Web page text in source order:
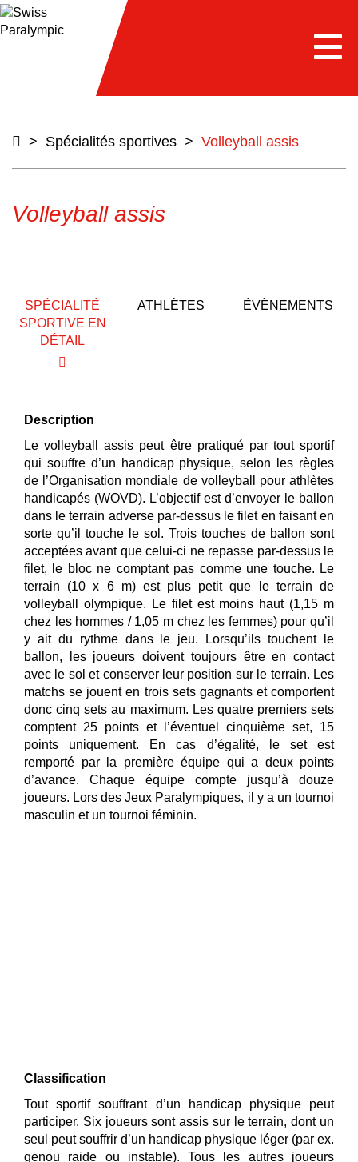
> Spécialités sportives > Volleyball assis
Volleyball assis
SPÉCIALITÉ
SPORTIVE EN
DÉTAIL
ATHLÈTES ÉVÈNEMENTS
Description
Le volleyball assis peut être pratiqué par tout sportif
qui souffre d’un handicap physique, selon les règles
de l’Organisation mondiale de volleyball pour athlètes
handicapés (WOVD). L’objectif est d’envoyer le ballon
dans le terrain adverse par-dessus le filet en faisant en
sorte qu’il touche le sol. Trois touches de ballon sont
acceptées avant que celui-ci ne repasse par-dessus le
filet, le bloc ne comptant pas comme une touche. Le
terrain (10 x 6 m) est plus petit que le terrain de
volleyball olympique. Le filet est moins haut (1,15 m
chez les hommes / 1,05 m chez les femmes) pour qu’il
y ait du rythme dans le jeu. Lorsqu’ils touchent le
ballon, les joueurs doivent toujours être en contact
avec le sol et conserver leur position sur le terrain. Les
matchs se jouent en trois sets gagnants et comportent
donc cinq sets au maximum. Les quatre premiers sets
comptent 25 points et l’éventuel cinquième set, 15
points uniquement. En cas d’égalité, le set est
remporté par la première équipe qui a deux points
d’avance. Chaque équipe compte jusqu’à douze
joueurs. Lors des Jeux Paralympiques, il y a un tournoi
masculin et un tournoi féminin.
Classification
Tout sportif souffrant d’un handicap physique peut
participer. Six joueurs sont assis sur le terrain, dont un
seul peut souffrir d’un handicap physique léger (par ex.
genou raide ou instable). Tous les autres joueurs